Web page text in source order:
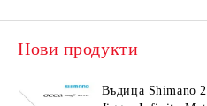
Нови продукти
Въдица Shimano